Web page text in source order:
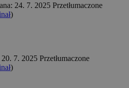
24. 7. 2025 Przetłumaczone
)
20. 7. 2025 Przetłumaczone
)